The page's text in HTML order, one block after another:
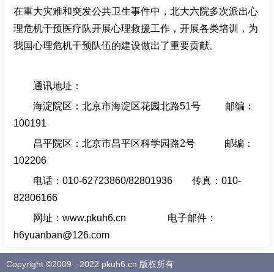
在重大灾难和突发公共卫生事件中，北大六院多次派出心
理危机干预医疗队开展心理救援工作，开展各类培训，为
我国心理危机干预队伍的建设做出了重要贡献。
通讯地址：
海淀院区：北京市海淀区花园北路51号 邮编：
100191
昌平院区：北京市昌平区科学园路2号 邮编：
102206
电话：010-62723860/82801936 传真：010-
82806166
网址：www.pkuh6.cn 电子邮件：
h6yuanban@126.com
Copyright ©2009 - 2022 pkuh6.cn 版权所有